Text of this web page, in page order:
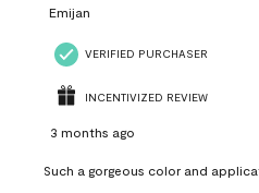
Emijan
VERIFIED PURCHASER
INCENTIVIZED REVIEW
3 months ago
Such a gorgeous color and